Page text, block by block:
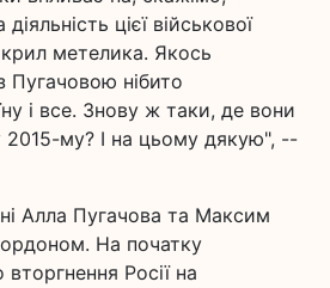
цієї військової
метелика. Якось
Пугачовою нібито
і все. Знову ж таки, де вони
2015-му? І на цьому дякую", --
Алла Пугачова та Максим
На початку
Росії на